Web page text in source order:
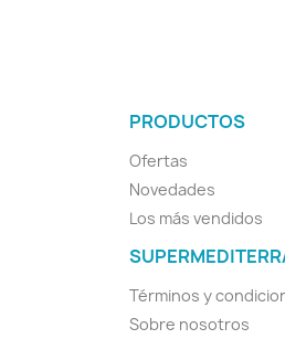
PRODUCTOS
Ofertas
Novedades
Los más vendidos
Términos y
Sobre nosotros